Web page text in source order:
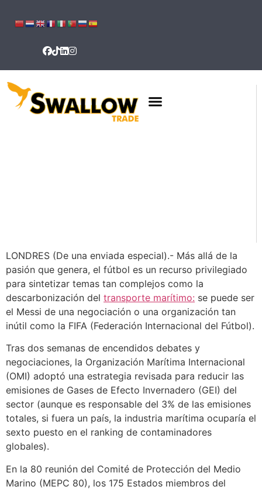
LONDRES (De una enviada especial).- Más allá de la
pasión que genera, el fútbol es un recurso privilegiado
para sintetizar temas tan complejos como la
descarbonización del transporte marítimo: se puede ser
el Messi de una negociación o una organización tan
inútil como la FIFA (Federación Internacional del Fútbol).
Tras dos semanas de encendidos debates y
negociaciones, la Organización Marítima Internacional
(OMI) adoptó una estrategia revisada para reducir las
emisiones de Gases de Efecto Invernadero (GEI) del
sector (aunque es responsable del 3% de las emisiones
totales, si fuera un país, la industria marítima ocuparía el
sexto puesto en el ranking de contaminadores
globales).
En la 80 reunión del Comité de Protección del Medio
Marino (MEPC 80), los 175 Estados miembros del